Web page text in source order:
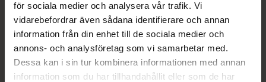
för sociala medier och analysera vår trafik. Vi
vidarebefordrar även sådana identifierare och annan
information från din enhet till de sociala medier och
annons- och analysföretag som vi samarbetar med.
Dessa kan i sin tur kombinera informationen med annan
information som du har tillhandahållit eller som de har